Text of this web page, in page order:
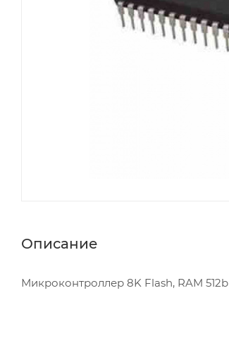
Описание
Микроконтроллер 8K Flash, RAM 512b